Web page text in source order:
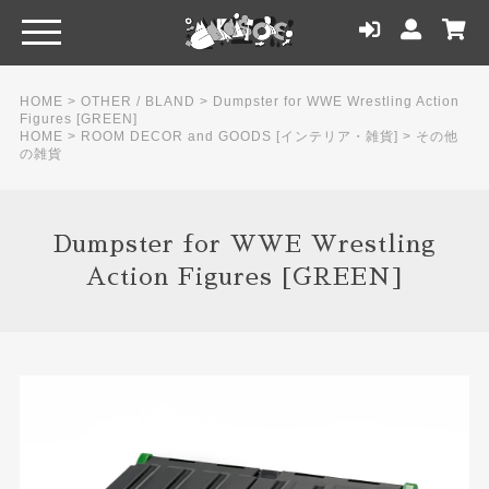
HOME > OTHER / BLAND > Dumpster for WWE Wrestling Action
Figures [GREEN]
HOME > ROOM DECOR and GOODS [インテリア・雑貨] > その他
の雑貨
Dumpster for WWE Wrestling
Action Figures [GREEN]